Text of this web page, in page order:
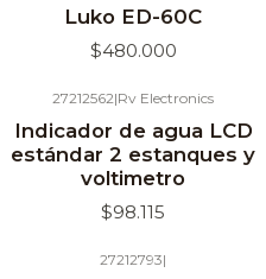
Luko ED-60C
$480.000
27212562|Rv Electronics
Indicador de agua LCD
estándar 2 estanques y
voltimetro
$98.115
27212793|